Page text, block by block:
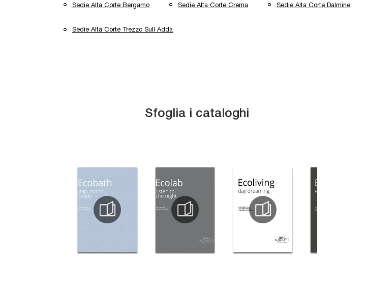
Sedie Alta Corte Bergamo Sedie Alta Corte Crema Sedie Alta Corte Dalmine
Sedie Alta Corte Trezzo Sull Adda
Sfoglia i cataloghi